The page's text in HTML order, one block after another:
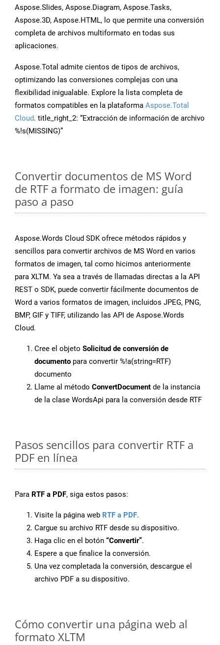
Aspose.Slides, Aspose.Diagram, Aspose.Tasks,
Aspose.3D, Aspose.HTML, lo que permite una conversión
completa de archivos multiformato en todas sus
aplicaciones.
Aspose.Total admite cientos de tipos de archivos,
optimizando las conversiones complejas con una
flexibilidad inigualable. Explore la lista completa de
formatos compatibles en la plataforma Aspose.Total
Cloud. title_right_2: “Extracción de información de archivo
%!s(MISSING)”
Convertir documentos de MS Word
de RTF a formato de imagen: guía
paso a paso
Aspose.Words Cloud SDK ofrece métodos rápidos y
sencillos para convertir archivos de MS Word en varios
formatos de imagen, tal como hicimos anteriormente
para XLTM. Ya sea a través de llamadas directas a la API
REST o SDK, puede convertir fácilmente documentos de
Word a varios formatos de imagen, incluidos JPEG, PNG,
BMP, GIF y TIFF, utilizando las API de Aspose.Words
Cloud.
Cree el objeto Solicitud de conversión de
documento para convertir %!a(string=RTF)
documento
Llame al método ConvertDocument de la instancia
de la clase WordsApi para la conversión desde RTF
Pasos sencillos para convertir RTF a
PDF en línea
Para RTF a PDF, siga estos pasos:
Visite la página web RTF a PDF.
Cargue su archivo RTF desde su dispositivo.
Haga clic en el botón “Convertir”.
Espere a que finalice la conversión.
Una vez completada la conversión, descargue el
archivo PDF a su dispositivo.
Cómo convertir una página web al
formato XLTM